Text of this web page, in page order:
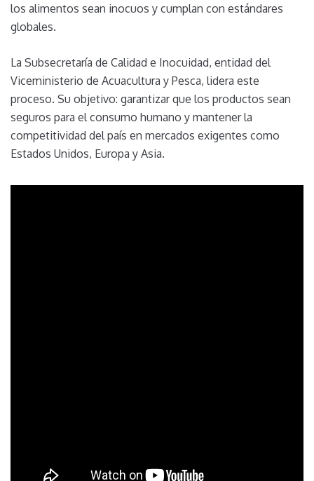
los alimentos sean inocuos y cumplan con estándares
globales.
La Subsecretaría de Calidad e Inocuidad, entidad del
Viceministerio de Acuacultura y Pesca, lidera este
proceso. Su objetivo: garantizar que los productos sean
seguros para el consumo humano y mantener la
competitividad del país en mercados exigentes como
Estados Unidos, Europa y Asia.